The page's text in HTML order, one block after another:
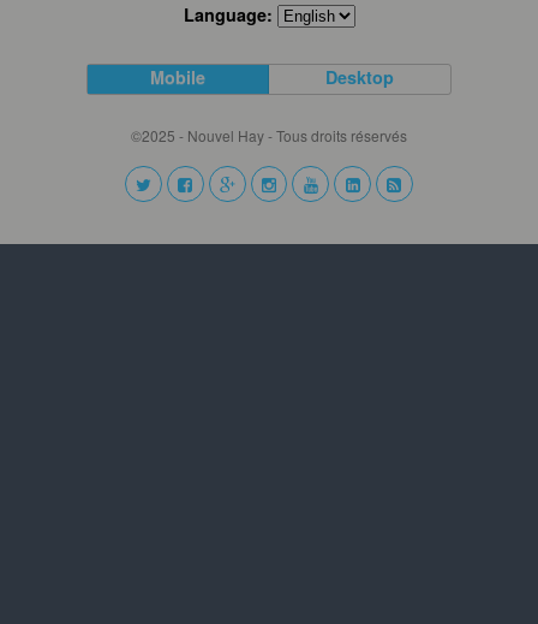
Language:
Mobile Desktop
©2025 - Nouvel Hay - Tous droits réservés